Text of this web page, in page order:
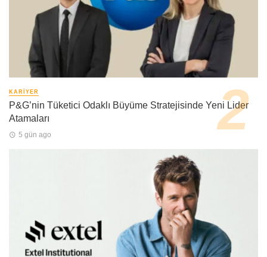
KARIYER
P&G’nin Tüketici Odaklı Büyüme Stratejisinde Yeni Lider
Atamaları
5 gün ago